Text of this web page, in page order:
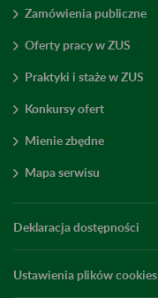
Zamówienia publiczne
Oferty pracy w ZUS
Praktyki i staże w ZUS
Konkursy ofert
Mienie zbędne
Mapa serwisu
Deklaracja dostępności
Ustawienia plików cookies